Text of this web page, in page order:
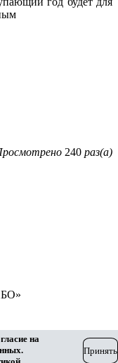
240 раз(а)
на
Принять